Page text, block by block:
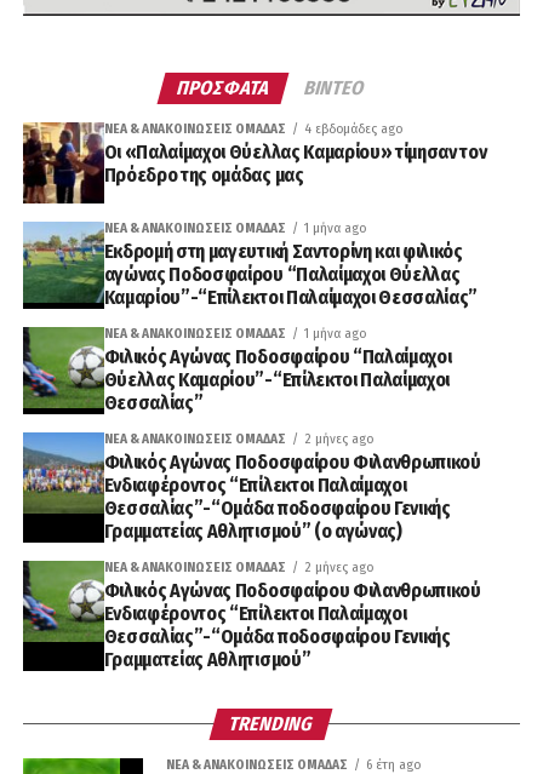
ΠΡΟΣΦΑΤΑ ΒΙΝΤΕΟ
ΝΈΑ & ΑΝΑΚΟΙΝΏΣΕΙΣ ΟΜΆΔΑΣ 4 εβδομάδες ago
Οι «Παλαίμαχοι Θύελλας Καμαρίου» τίμησαν τον
Πρόεδρο της ομάδας μας
ΝΈΑ & ΑΝΑΚΟΙΝΏΣΕΙΣ ΟΜΆΔΑΣ 1 μήνα ago
Εκδρομή στη μαγευτική Σαντορίνη και φιλικός
αγώνας Ποδοσφαίρου “Παλαίμαχοι Θύελλας
Καμαρίου”-“Επίλεκτοι Παλαίμαχοι Θεσσαλίας”
ΝΈΑ & ΑΝΑΚΟΙΝΏΣΕΙΣ ΟΜΆΔΑΣ 1 μήνα ago
Φιλικός Αγώνας Ποδοσφαίρου “Παλαίμαχοι
Θύελλας Καμαρίου”-“Επίλεκτοι Παλαίμαχοι
Θεσσαλίας”
ΝΈΑ & ΑΝΑΚΟΙΝΏΣΕΙΣ ΟΜΆΔΑΣ 2 μήνες ago
Φιλικός Αγώνας Ποδοσφαίρου Φιλανθρωπικού
Ενδιαφέροντος “Επίλεκτοι Παλαίμαχοι
Θεσσαλίας”-“Ομάδα ποδοσφαίρου Γενικής
Γραμματείας Αθλητισμού” (ο αγώνας)
ΝΈΑ & ΑΝΑΚΟΙΝΏΣΕΙΣ ΟΜΆΔΑΣ 2 μήνες ago
Φιλικός Αγώνας Ποδοσφαίρου Φιλανθρωπικού
Ενδιαφέροντος “Επίλεκτοι Παλαίμαχοι
Θεσσαλίας”-“Ομάδα ποδοσφαίρου Γενικής
Γραμματείας Αθλητισμού”
TRENDING
ΝΈΑ & ΑΝΑΚΟΙΝΏΣΕΙΣ ΟΜΆΔΑΣ 6 έτη ago